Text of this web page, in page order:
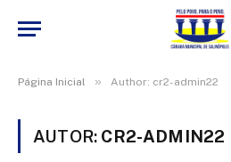
Página Inicial » Author: cr2-admin22
AUTOR: CR2-ADMIN22